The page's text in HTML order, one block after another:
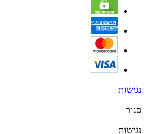
נגישות
סגור
נגישות